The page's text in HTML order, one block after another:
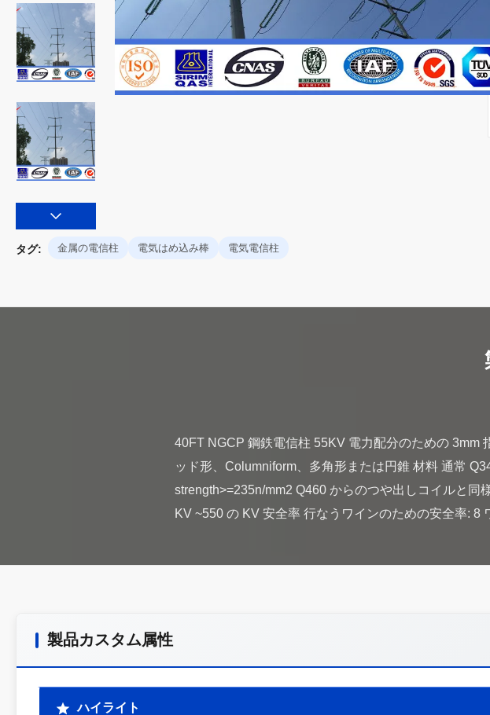
タグ: 金属の電信柱 電気はめ込み棒 電気電信柱
40FT NGCP 鋼鉄電信柱 55KV 電力配分のための 3mm
ッド形、Columniform、多角形または円錐 材料 通常
strength>=235n/mm2 Q460 からのつや出しコイルと
製品カスタム属性
ハイライト